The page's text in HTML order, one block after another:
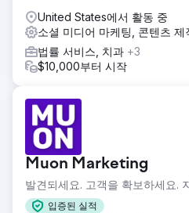
United States에서 활동 중
소셜 미디어 마케팅, 콘텐츠 제
법률 서비스, 치과 +3
$10,000부터 시작
Muon Marketing
발견되세요. 고객을 확보하세요.
입증된 실적